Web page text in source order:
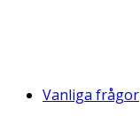
Vanliga frågor